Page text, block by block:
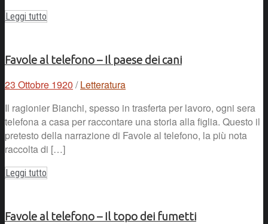
Leggi tutto
Favole al telefono – Il paese dei cani
23 Ottobre 1920 / Letteratura
Il ragionier Bianchi, spesso in trasferta per lavoro, ogni sera
telefona a casa per raccontare una storia alla figlia. Questo il
pretesto della narrazione di Favole al telefono, la più nota
raccolta di […]
Leggi tutto
Favole al telefono – Il topo dei fumetti